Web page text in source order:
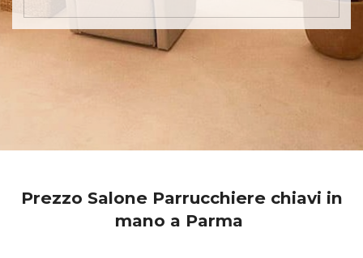
Prezzo Salone Parrucchiere chiavi in
mano a Parma